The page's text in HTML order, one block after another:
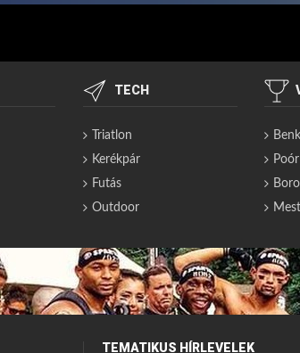
TECH
Triatlon
Kerékpár
Futás
Outdoor
TEMATIKUS HÍRLEVELEK